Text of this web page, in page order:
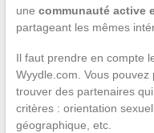
une communauté active
partageant les mêmes
Il faut prendre en compte
Wyydle.com. Vous
trouver des partenaires
critères : orientation
géographique, etc.